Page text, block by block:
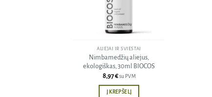
ALIEJAI IR SVIESTAI
Nimbamedžių aliejus,
ekologiškas, 30ml BIOCOS
8,97€ su PVM
Į KREPŠELĮ